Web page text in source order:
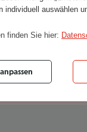
individuell auswählen
finden Sie hier: